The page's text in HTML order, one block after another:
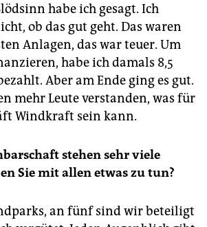
habe ich gesagt. Ich
ob das gut geht. Das waren
Anlagen, das war teuer. Um
habe ich damals 8,5
Aber am Ende ging es gut.
mehr Leute verstanden, was für
Windkraft sein kann.
stehen sehr viele
Sie mit allen etwas zu tun?
an fünf sind wir beteiligt